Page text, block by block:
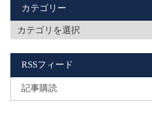
カテゴリー
RSSフィード
記事購読